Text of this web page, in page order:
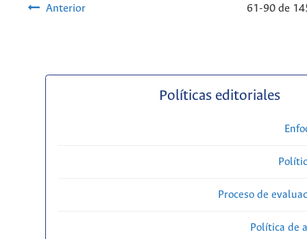
Anterior 61-90 de
Políticas editoriales
Proceso de
Política de